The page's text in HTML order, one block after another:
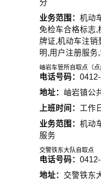
分
业务范围： 机动
免检车合格标志,
牌证,机动车注销
明,用户注册服务
岫岩车管所自取点（点
电话号码：
地址： 岫岩镇公
上班时间： 工作
业务范围： 机动
服务
交警铁东大队自取点
电话号码：
地址： 交警铁东